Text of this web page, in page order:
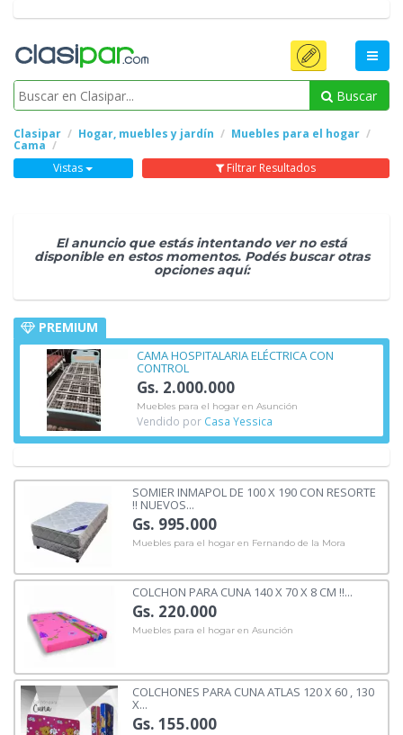
Buscar
Clasipar Hogar, muebles y jardín Muebles para el hogar
Cama
Vistas
Filtrar Resultados
El anuncio que estás intentando ver no está
disponible en estos momentos. Podés buscar otras
opciones aquí:
PREMIUM
CAMA HOSPITALARIA ELÉCTRICA CON
CONTROL
Gs. 2.000.000
Muebles para el hogar en Asunción
Vendido por Casa Yessica
SOMIER INMAPOL DE 100 X 190 CON RESORTE
!! NUEVOS...
Gs. 995.000
Muebles para el hogar en Fernando de la Mora
COLCHON PARA CUNA 140 X 70 X 8 CM !!...
Gs. 220.000
Muebles para el hogar en Asunción
COLCHONES PARA CUNA ATLAS 120 X 60 , 130
X...
Gs. 155.000